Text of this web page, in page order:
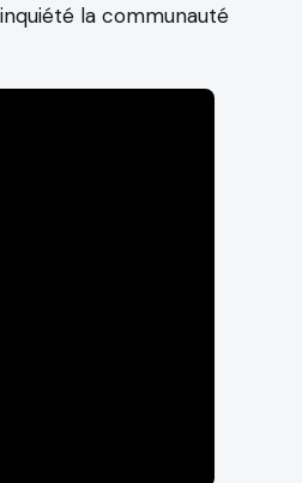
la communauté